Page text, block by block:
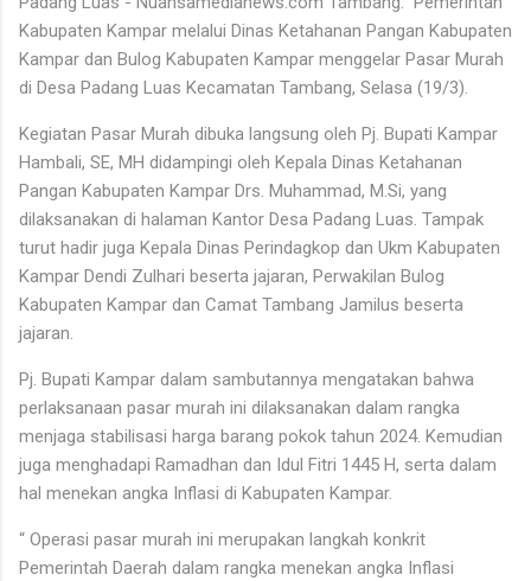
Kabupaten Kampar melalui Dinas Ketahanan Pangan Kabupaten
Kampar dan Bulog Kabupaten Kampar menggelar Pasar Murah
di Desa Padang Luas Kecamatan Tambang, Selasa (19/3).
Kegiatan Pasar Murah dibuka langsung oleh Pj. Bupati Kampar
Hambali, SE, MH didampingi oleh Kepala Dinas Ketahanan
Pangan Kabupaten Kampar Drs. Muhammad, M.Si, yang
dilaksanakan di halaman Kantor Desa Padang Luas. Tampak
turut hadir juga Kepala Dinas Perindagkop dan Ukm Kabupaten
Kampar Dendi Zulhari beserta jajaran, Perwakilan Bulog
Kabupaten Kampar dan Camat Tambang Jamilus beserta
jajaran.
Pj. Bupati Kampar dalam sambutannya mengatakan bahwa
perlaksanaan pasar murah ini dilaksanakan dalam rangka
menjaga stabilisasi harga barang pokok tahun 2024. Kemudian
juga menghadapi Ramadhan dan Idul Fitri 1445 H, serta dalam
hal menekan angka Inflasi di Kabupaten Kampar.
“ Operasi pasar murah ini merupakan langkah konkrit
Pemerintah Daerah dalam rangka menekan angka Inflasi